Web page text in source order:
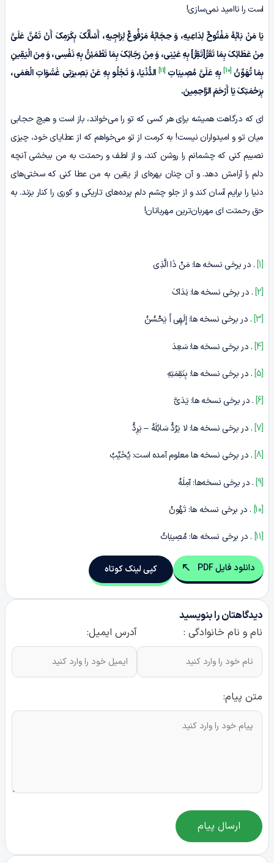
است را ناامید نمی‌سازی!
یَا مَنْ بَابُهُ مَفْتُوحٌ لِدَاعِیهِ، وَ حِجَابُهُ مَرْفُوعٌ لِرَاجِیهِ، أَسْأَلُکَ بِکَرَمِکَ أَنْ تَمُنَّ عَلَیَّ
مِنْ عَطَائِکَ بِمَا تَقَرُّ[تَقِرُّ] بِهِ عَیْنِی، وَ مِنْ رَجَائِکَ بِمَا تَطْمَئِنُّ بِهِ نَفْسِی، وَ مِنَ الْیَقِینِ
بِمَا تُهَوِّنُ[10] بِهِ عَلَیَّ مُصِیبَاتِ[11]
الدُّنْیَا، وَ تَجْلُو بِهِ عَنْ بَصِیرَتِی غَشَوَاتِ الْعَمَى،
بِرَحْمَتِکَ یَا أَرْحَمَ الرَّاحِمِینَ.
ای که درگاهت همیشه برای هر کسی که تو را می‌خواند، باز است و هیچ حجابی
میان تو و امیدواران نیست! به کرمت از تو می‌خواهم که از عطایای خود، چیزی
نصیبم کنی که چشمانم را روشن کند، و از لطف و رحمتت به من ببخشی آنچه
دلم را آرامش دهد. و آن چنان بهره‌ای از یقین به من عطا کنی که سختی‌های
دنیا را برایم آسان کند و از جلو چشم دلم پرده‌های تاریکی و کوری را کنار بزند. به
حق رحمتت ای مهربان‌ترین مهربانان!
[1] . در برخی نسخه ها: مَنْ ذَا الَّذِی
[2] . در برخی نسخه ها: نِدَاکَ
[3] . در برخی نسخه ها: إِلَهِی أَ یَحْسُنُ
[4] . در برخی نسخه ها: سَعِدَ
[5] . در برخی نسخه ها: بِنَقِمَتِهِ
[6] . در برخی نسخه ها: یَدَیَّ
[7] . در برخی نسخه ها: لا یَرُدُّ سَائِلَهُ – یَرِدُّ
[8] . در برخی نسخه ها معلوم آمده است: یُخَیِّبُ
[9] . در برخی نسخه‌ها: آمِلَهُ
[10] . در برخی نسخه ها: تَهُونُ
[11] . در برخی نسخه ها: مُصِیبَاتُ
دانلود فایل PDF کپی لینک کوتاه
دیدگاهتان را بنویسید
نام و نام خانوادگی :
آدرس ایمیل:
متن پیام:
ارسال پیام